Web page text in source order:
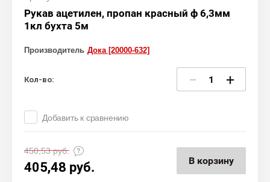
Рукав ацетилен, пропан красный ф 6,3мм
1кл бухта 5м
Производитель Дока [20000-632]
Кол-во: − +
Добавить к сравнению
450,53руб.
405,48 руб. В корзину